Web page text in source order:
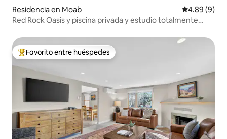
Residencia en Moab Calificación
4.89 (9)
Red Rock Oasis y piscina privada y estudio totalmente
De los mejores en Favorito entre huéspedes
Favorito entre huéspedes